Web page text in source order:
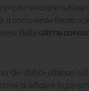
lavorare
il consulente
delle ottime
dei dubbi ulteriori
di affidare le